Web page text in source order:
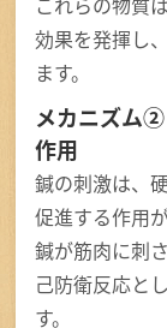
効果を発揮し
ます。
メカニズム
作用
鍼の刺激は、
促進する作用
鍼が筋肉に刺
己防衛反応と
す。